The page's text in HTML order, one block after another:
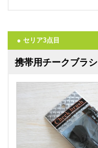
● セリア3点目
携帯用チークブラシ